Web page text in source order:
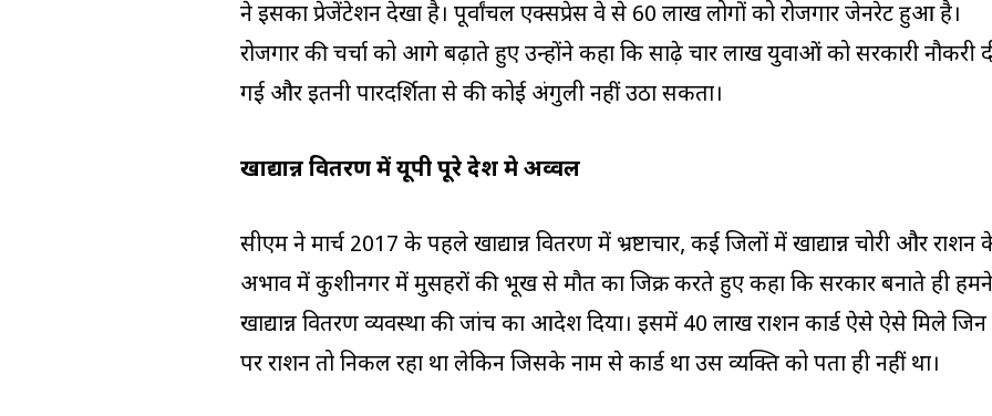
ने इसका प्रेजेंटेशन देखा है। पूर्वांचल एक्सप्रेस वे से 60 लाख लोगों को रोजगार जेनरेट हुआ है।
रोजगार की चर्चा को आगे बढ़ाते हुए उन्होंने कहा कि साढ़े चार लाख युवाओं को सरकारी नौकरी
गई और इतनी पारदर्शिता से की कोई अंगुली नहीं उठा सकता।
खाद्यान्न वितरण में यूपी पूरे देश मे अव्वल
सीएम ने मार्च 2017 के पहले खाद्यान्न वितरण में भ्रष्टाचार, कई जिलों में खाद्यान्न चोरी और राशन
अभाव में कुशीनगर में मुसहरों की भूख से मौत का जिक्र करते हुए कहा कि सरकार बनाते ही हमने
खाद्यान्न वितरण व्यवस्था की जांच का आदेश दिया। इसमें 40 लाख राशन कार्ड ऐसे ऐसे मिले जिन
पर राशन तो निकल रहा था लेकिन जिसके नाम से कार्ड था उस व्यक्ति को पता ही नहीं था।